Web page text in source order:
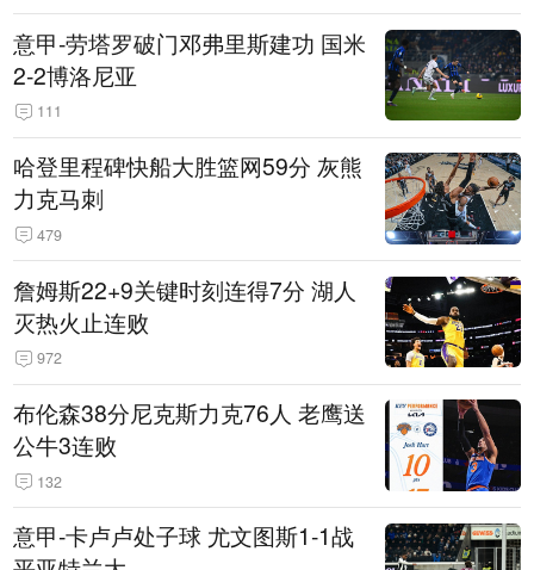
意甲-劳塔罗破门邓弗里斯建功 国米
2-2博洛尼亚
111
哈登里程碑快船大胜篮网59分 灰熊
力克马刺
479
詹姆斯22+9关键时刻连得7分 湖人
灭热火止连败
972
布伦森38分尼克斯力克76人 老鹰送
公牛3连败
132
意甲-卡卢卢处子球 尤文图斯1-1战